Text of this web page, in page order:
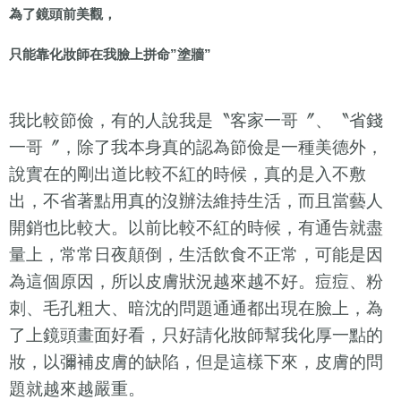
為了鏡頭前美觀，
只能靠化妝師在我臉上拼命”塗牆”
我比較節儉，有的人說我是〝客家一哥〞、〝省錢
一哥〞，除了我本身真的認為節儉是一種美德外，
說實在的剛出道比較不紅的時候，真的是入不敷
出，不省著點用真的沒辦法維持生活，而且當藝人
開銷也比較大。以前比較不紅的時候，有通告就盡
量上，常常日夜顛倒，生活飲食不正常，可能是因
為這個原因，所以皮膚狀況越來越不好。痘痘、粉
刺、毛孔粗大、暗沈的問題通通都出現在臉上，為
了上鏡頭畫面好看，只好請化妝師幫我化厚一點的
妝，以彌補皮膚的缺陷，但是這樣下來，皮膚的問
題就越來越嚴重。